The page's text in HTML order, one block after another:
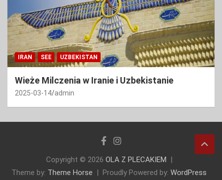
IRAN SEE UZBEKISTAN
Wieże Milczenia w Iranie i Uzbekistanie
2025-03-14 admin
Copyright © 2026 OLA Z PLECAKIEM
Theme by: Theme Horse Proudly Powered by: WordPress